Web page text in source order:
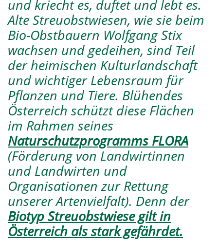
und kriecht es, duftet und lebt es.
Alte Streuobstwiesen, wie sie beim
Bio-Obstbauern Wolfgang Stix
wachsen und gedeihen, sind Teil
der heimischen Kulturlandschaft
und wichtiger Lebensraum für
Pflanzen und Tiere. Blühendes
Österreich schützt diese Flächen
im Rahmen seines
Naturschutzprogramms FLORA
(Förderung von Landwirtinnen
und Landwirten und
Organisationen zur Rettung
unserer Artenvielfalt). Denn der
Biotyp Streuobstwiese gilt in
Österreich als stark gefährdet.